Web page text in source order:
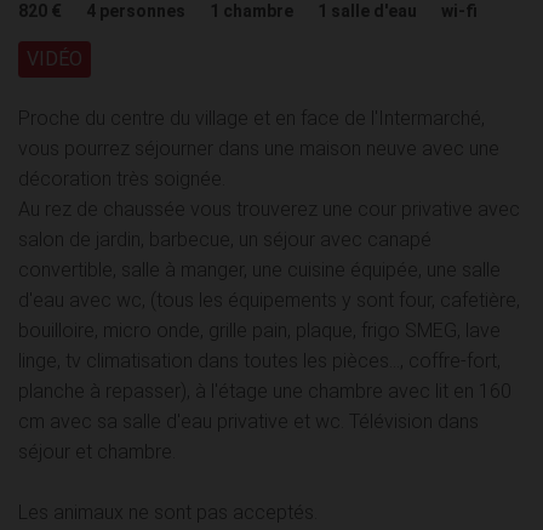
820 € 4 personnes 1 chambre 1 salle d'eau wi-fi
VIDÉO
Proche du centre du village et en face de l'Intermarché,
vous pourrez séjourner dans une maison neuve avec une
décoration très soignée.
Au rez de chaussée vous trouverez une cour privative avec
salon de jardin, barbecue, un séjour avec canapé
convertible, salle à manger, une cuisine équipée, une salle
d'eau avec wc, (tous les équipements y sont four, cafetière,
bouilloire, micro onde, grille pain, plaque, frigo SMEG, lave
linge, tv climatisation dans toutes les pièces..., coffre-fort,
planche à repasser), à l'étage une chambre avec lit en 160
cm avec sa salle d'eau privative et wc. Télévision dans
séjour et chambre.
Les animaux ne sont pas acceptés.